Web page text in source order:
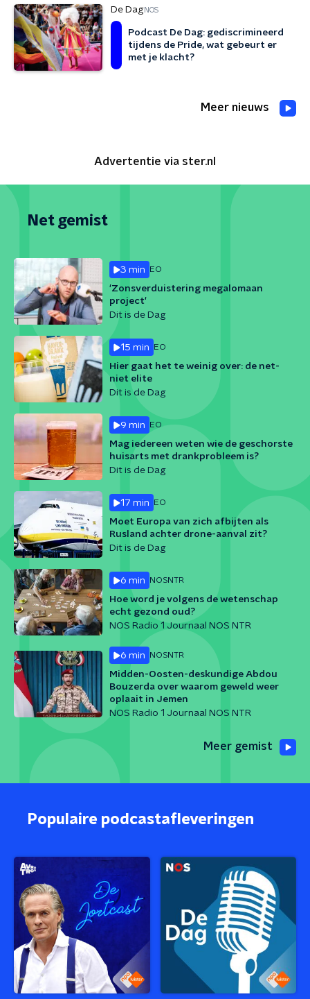
De DagNOS
Podcast De Dag: gediscrimineerd
tijdens de Pride, wat gebeurt er
met je klacht?
Meer nieuws
Advertentie via ster.nl
Net gemist
3 min EO
'Zonsverduistering megalomaan
project'
Dit is de Dag
15 min EO
Hier gaat het te weinig over: de net-
niet elite
Dit is de Dag
9 min EO
Mag iedereen weten wie de geschorste
huisarts met drankprobleem is?
Dit is de Dag
17 min EO
Moet Europa van zich afbijten als
Rusland achter drone-aanval zit?
Dit is de Dag
6 min NOSNTR
Hoe word je volgens de wetenschap
echt gezond oud?
NOS Radio 1 Journaal NOS NTR
6 min NOSNTR
Midden-Oosten-deskundige Abdou
Bouzerda over waarom geweld weer
oplaait in Jemen
NOS Radio 1 Journaal NOS NTR
Meer gemist
Populaire podcastafleveringen